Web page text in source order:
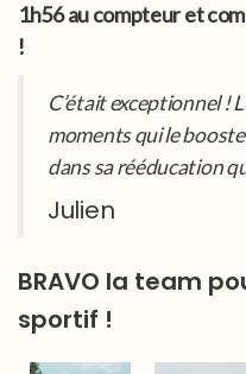
1h56 au compteur et
!
C’était exceptionnel !
moments qui le
dans sa rééducation
Julien
BRAVO la team
sportif !